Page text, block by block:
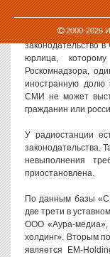
2000-2026
СМИ».
Каксообщает
законодательство
юрлица,
Роскомнадзора,
иностранную долю
СМИ не может
гражданин или
У радиостанции
законодательства.
невыполнения
приостановлена.
По данным базы
две трети в
ООО «Аура-медиа»,
холдинг». Вторым
является EM-